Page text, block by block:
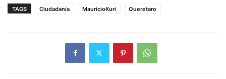
TAGS Ciudadanía MauricioKuri Queretaro